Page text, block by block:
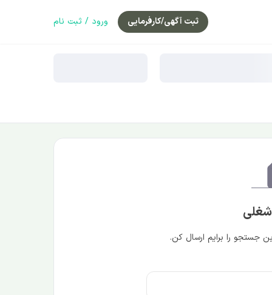
ثبت آگهی/کارفرمایی ورود / ثبت نام
شغلی
جستجو را برایم ارسال کن.